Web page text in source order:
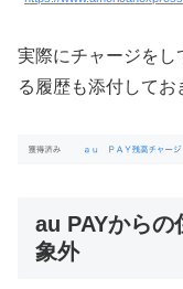
実際にチャージをし
る履歴も添付してお
au PAYからの
象外